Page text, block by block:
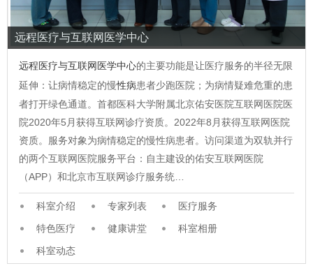
远程医疗与互联网医学中心
远程医疗与互联网医学中心的主要功能是让医疗服务的半径无限
延伸：让病情稳定的慢性病患者少跑医院；为病情疑难危重的患
者打开绿色通道。首都医科大学附属北京佑安医院互联网医院医
院2020年5月获得互联网诊疗资质。2022年8月获得互联网医院
资质。服务对象为病情稳定的慢性病患者。访问渠道为双轨并行
的两个互联网医院服务平台：自主建设的佑安互联网医院
（APP）和北京市互联网诊疗服务统…
科室介绍 专家列表
医疗服务
特色医疗
健康讲堂
科室相册
科室动态